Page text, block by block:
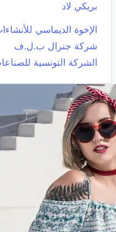
بريكي لاد
الإخوة الديماسي
شركة جنرال ب.ل.ف
الشركة التونسية